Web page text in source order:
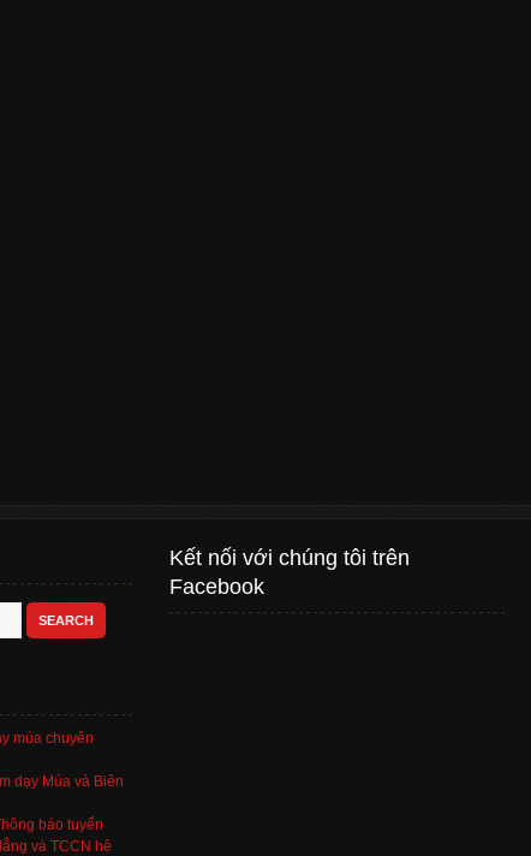
múa chuyên
dạy Múa và Biên
báo tuyển
và TCCN hệ
Kết nối với chúng tôi trên
Facebook